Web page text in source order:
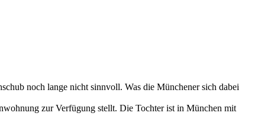
noch lange nicht sinnvoll. Was die Münchener sich dabei
zur Verfügung stellt. Die Tochter ist in München mit